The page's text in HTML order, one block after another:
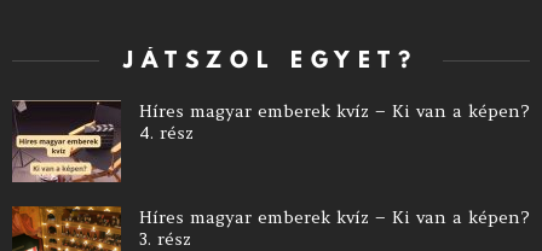
JÁTSZOL EGYET?
Híres magyar emberek kvíz – Ki van a képen?
4. rész
Híres magyar emberek kvíz – Ki van a képen?
3. rész